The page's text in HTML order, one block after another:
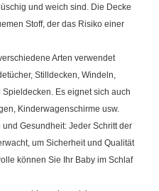
und weich sind. Die Decke
Stoff, der das Risiko einer
Arten verwendet
Stilldecken, Windeln,
Es eignet sich auch
Kinderwagenschirme usw.
Gesundheit: Jeder Schritt der
um Sicherheit und Qualität
können Sie Ihr Baby im Schlaf